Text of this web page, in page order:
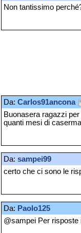
Non tantissimo
Da: Carlos91ancona
Buonasera ragazzi
quanti mesi di
Da: sampei99
certo che ci sono le
Da: Paolo125
@sampei Per risposte